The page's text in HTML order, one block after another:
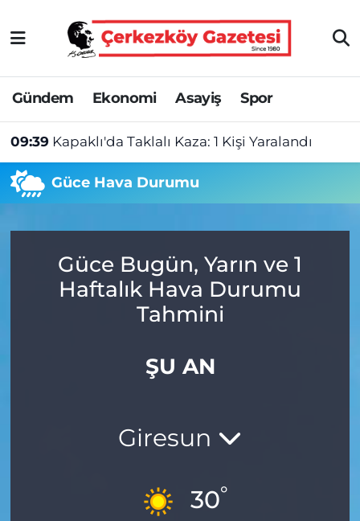
Gündem Ekonomi Asayiş Spor
09:39 Kapaklı'da Taklalı Kaza: 1 Kişi Yaralandı
Güce Hava Durumu
Güce Bugün, Yarın ve 1
Haftalık Hava Durumu
Tahmini
ŞU AN
Giresun
30°
Asayiş
Ekonomi
Gündem
Haber
Manşet
Topluluk Kuralları
Tekirdağ Nöbetçi Eczaneler
Tekirdağ Hava Durumu
Tekirdağ Namaz Vakitleri
Tekirdağ Trafik Yoğunluk Haritası
Tüm Manşetler
Son Dakika Haberleri